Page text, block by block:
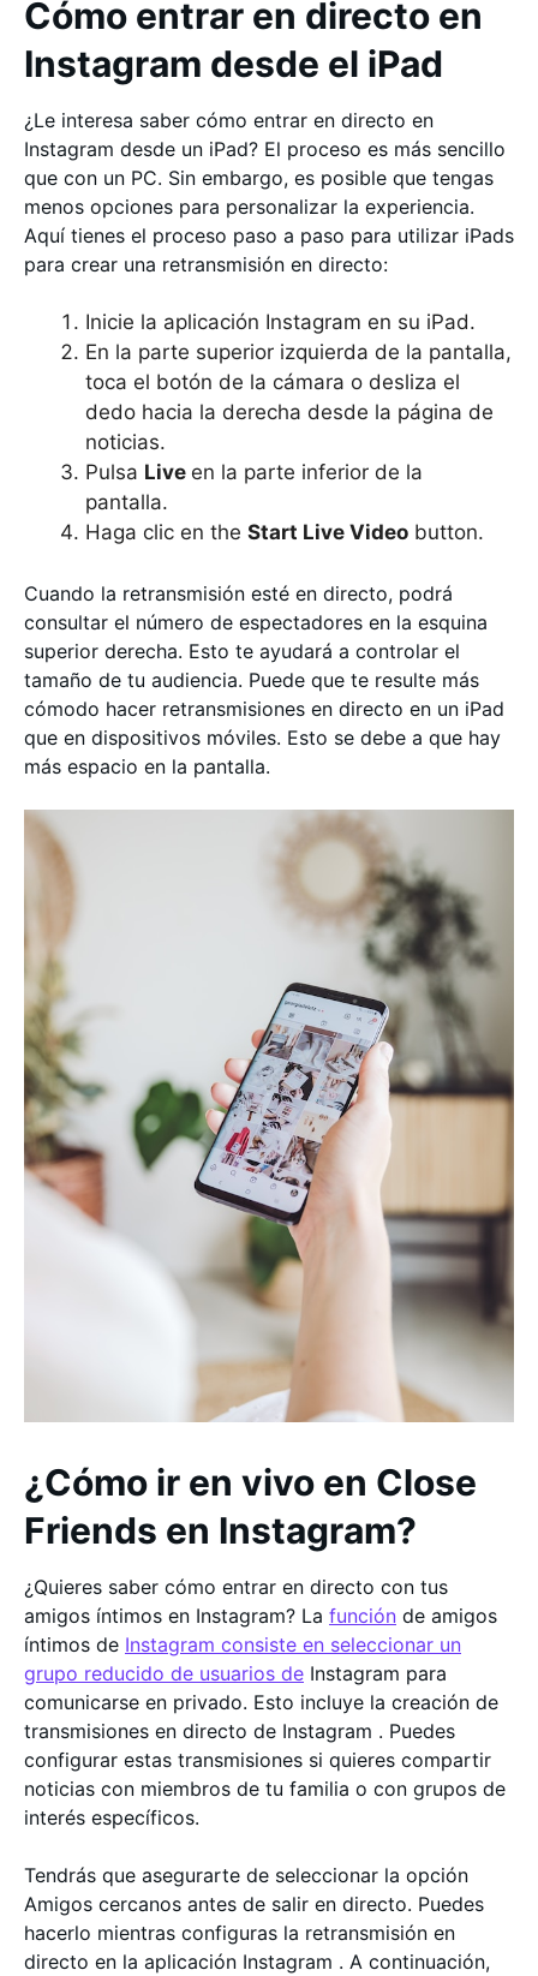
Cómo entrar en directo en
Instagram desde el iPad
¿Le interesa saber cómo entrar en directo en
Instagram desde un iPad? El proceso es más sencillo
que con un PC. Sin embargo, es posible que tengas
menos opciones para personalizar la experiencia.
Aquí tienes el proceso paso a paso para utilizar iPads
para crear una retransmisión en directo:
Inicie la aplicación Instagram en su iPad.
En la parte superior izquierda de la pantalla,
toca el botón de la cámara o desliza el
dedo hacia la derecha desde la página de
noticias.
Pulsa Live en la parte inferior de la
pantalla.
Haga clic en the Start Live Video button.
Cuando la retransmisión esté en directo, podrá
consultar el número de espectadores en la esquina
superior derecha. Esto te ayudará a controlar el
tamaño de tu audiencia. Puede que te resulte más
cómodo hacer retransmisiones en directo en un iPad
que en dispositivos móviles. Esto se debe a que hay
más espacio en la pantalla.
¿Cómo ir en vivo en Close
Friends en Instagram?
¿Quieres saber cómo entrar en directo con tus
amigos íntimos en Instagram? La función de amigos
íntimos de Instagram consiste en seleccionar un
grupo reducido de usuarios de Instagram para
comunicarse en privado. Esto incluye la creación de
transmisiones en directo de Instagram . Puedes
configurar estas transmisiones si quieres compartir
noticias con miembros de tu familia o con grupos de
interés específicos.
Tendrás que asegurarte de seleccionar la opción
Amigos cercanos antes de salir en directo. Puedes
hacerlo mientras configuras la retransmisión en
directo en la aplicación Instagram . A continuación,